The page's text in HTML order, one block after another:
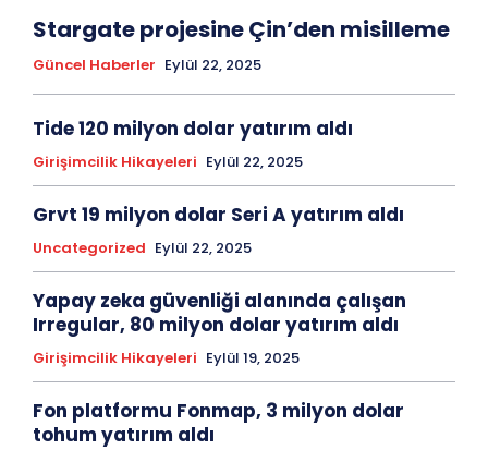
Stargate projesine Çin’den misilleme
Güncel Haberler Eylül 22, 2025
Tide 120 milyon dolar yatırım aldı
Girişimcilik Hikayeleri Eylül 22, 2025
Grvt 19 milyon dolar Seri A yatırım aldı
Uncategorized Eylül 22, 2025
Yapay zeka güvenliği alanında çalışan
Irregular, 80 milyon dolar yatırım aldı
Girişimcilik Hikayeleri Eylül 19, 2025
Fon platformu Fonmap, 3 milyon dolar
tohum yatırım aldı